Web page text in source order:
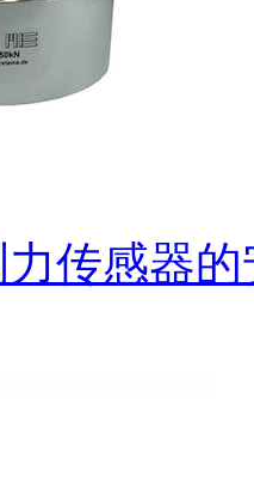
传感器